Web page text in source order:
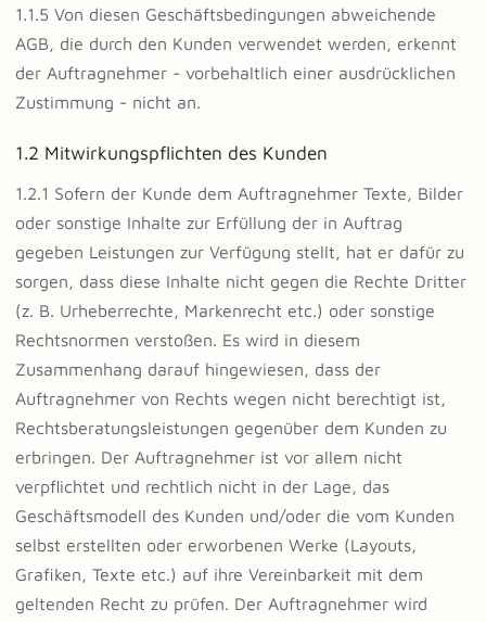
1.1.5 Von diesen Geschäftsbedingungen abweichende
AGB, die durch den Kunden verwendet werden, erkennt
der Auftragnehmer - vorbehaltlich einer ausdrücklichen
Zustimmung - nicht an.
1.2 Mitwirkungspflichten des Kunden
1.2.1 Sofern der Kunde dem Auftragnehmer Texte, Bilder
oder sonstige Inhalte zur Erfüllung der in Auftrag
gegeben Leistungen zur Verfügung stellt, hat er dafür zu
sorgen, dass diese Inhalte nicht gegen die Rechte Dritter
(z. B. Urheberrechte, Markenrecht etc.) oder sonstige
Rechtsnormen verstoßen. Es wird in diesem
Zusammenhang darauf hingewiesen, dass der
Auftragnehmer von Rechts wegen nicht berechtigt ist,
Rechtsberatungsleistungen gegenüber dem Kunden zu
erbringen. Der Auftragnehmer ist vor allem nicht
verpflichtet und rechtlich nicht in der Lage, das
Geschäftsmodell des Kunden und/oder die vom Kunden
selbst erstellten oder erworbenen Werke (Layouts,
Grafiken, Texte etc.) auf ihre Vereinbarkeit mit dem
geltenden Recht zu prüfen. Der Auftragnehmer wird